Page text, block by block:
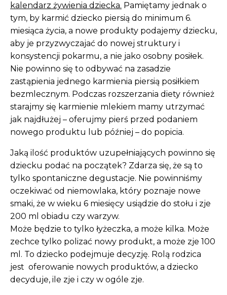
kalendarz żywienia dziecka. Pamiętamy jednak o
tym, by karmić dziecko piersią do minimum 6.
miesiąca życia, a nowe produkty podajemy dziecku,
aby je przyzwyczajać do nowej struktury i
konsystencji pokarmu, a nie jako osobny posiłek.
Nie powinno się to odbywać na zasadzie
zastąpienia jednego karmienia piersią posiłkiem
bezmlecznym. Podczas rozszerzania diety również
starajmy się karmienie mlekiem mamy utrzymać
jak najdłużej – oferujmy pierś przed podaniem
nowego produktu lub później – do popicia.
Jaką ilość produktów uzupełniających powinno się
dziecku podać na początek? Zdarza się, że są to
tylko spontaniczne degustacje. Nie powinniśmy
oczekiwać od niemowlaka, który poznaje nowe
smaki, że w wieku 6 miesięcy usiądzie do stołu i zje
200 ml obiadu czy warzyw.
Może będzie to tylko łyżeczka, a może kilka. Może
zechce tylko polizać nowy produkt, a może zje 100
ml. To dziecko podejmuje decyzję. Rolą rodzica
jest oferowanie nowych produktów, a dziecko
decyduje, ile zje i czy w ogóle zje.